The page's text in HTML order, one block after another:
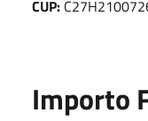
CUP:
Importo